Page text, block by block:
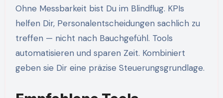
Ohne Messbarkeit bist Du im Blindflug. KPIs
helfen Dir, Personalentscheidungen sachlich zu
treffen — nicht nach Bauchgefühl. Tools
automatisieren und sparen Zeit. Kombiniert
geben sie Dir eine präzise Steuerungsgrundlage.